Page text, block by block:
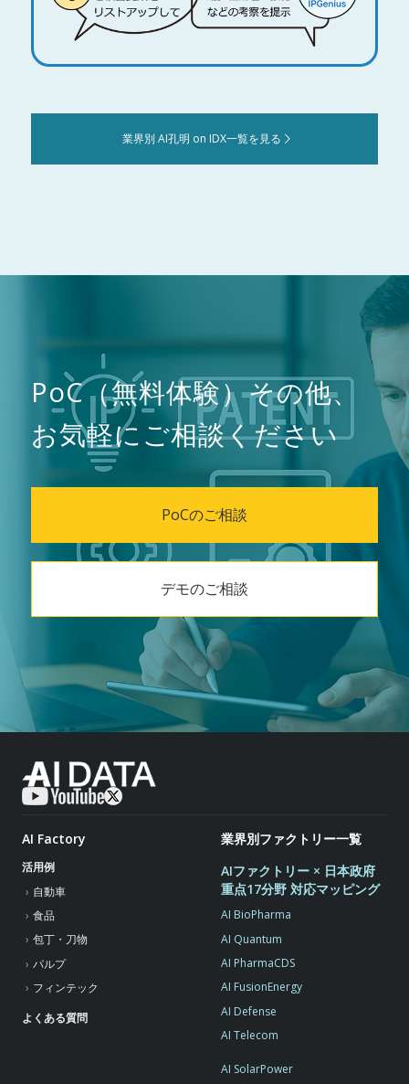
業界別 AI孔明 on IDX一覧を見る
PoC（無料体験）その他、
お気軽にご相談ください
PoCのご相談
デモのご相談
AI Factory
活用例
自動車
食品
包丁・刀物
パルプ
フィンテック
よくある質問
業界別ファクトリー一覧
AIファクトリー × 日本政府
重点17分野 対応マッピング
AI BioPharma
AI Quantum
AI PharmaCDS
AI FusionEnergy
AI Defense
AI Telecom
AI SolarPower